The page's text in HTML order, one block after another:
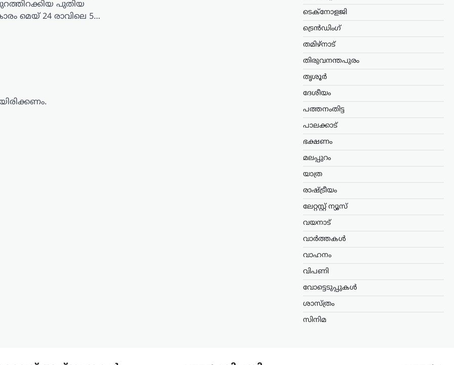
പുതിയ
മെയ് 24 രാവിലെ 5…
ടെക്നോളജി
ട്രെൻഡിംഗ്
തമിഴ്നാട്
തിരുവനന്തപുരം
തൃശൂർ
ദേശീയം
പത്തനംതിട്ട
പാലക്കാട്
ഭക്ഷണം
മലപ്പുറം
യാത്ര
രാഷ്ട്രീയം
ലേറ്റസ്റ്റ് ന്യൂസ്
വയനാട്
വാർത്തകൾ
വാഹനം
വിപണി
വോട്ടെടുപ്പുകൾ
ശാസ്ത്രം
സിനിമ